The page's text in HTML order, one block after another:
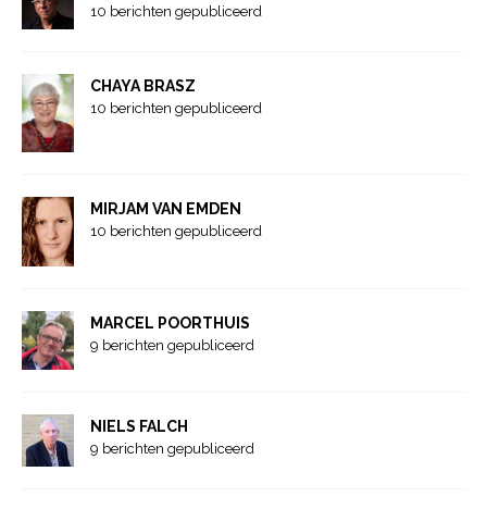
10 berichten gepubliceerd
CHAYA BRASZ
10 berichten gepubliceerd
MIRJAM VAN EMDEN
10 berichten gepubliceerd
MARCEL POORTHUIS
9 berichten gepubliceerd
NIELS FALCH
9 berichten gepubliceerd